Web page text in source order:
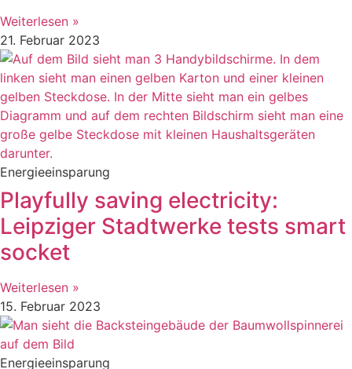
Weiterlesen »
21. Februar 2023
Energieeinsparung
Playfully saving electricity:
Leipziger Stadtwerke tests smart
socket
Weiterlesen »
15. Februar 2023
Energieeinsparung